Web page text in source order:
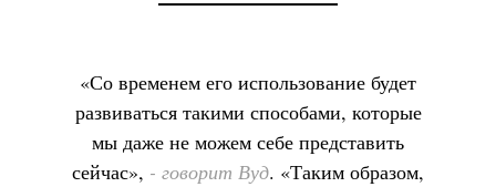
«Со временем его использование будет
развиваться такими способами, которые
мы даже не можем себе представить
сейчас», - говорит Вуд. «Таким образом,